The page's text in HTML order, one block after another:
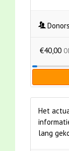
€40,00
Het
lang